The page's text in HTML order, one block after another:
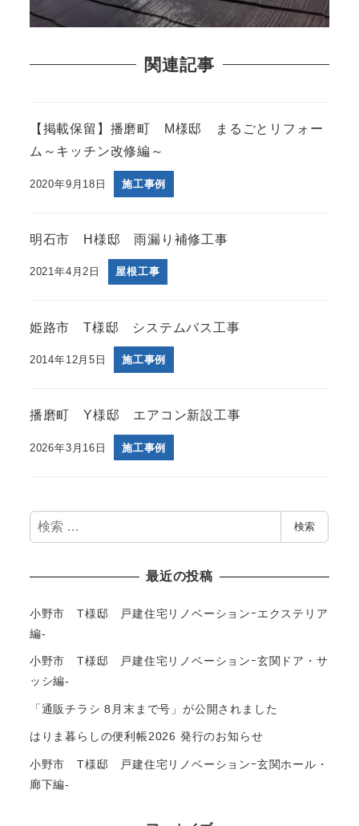
関連記事
【掲載保留】播磨町 M様邸 まるごとリフォー
ム～キッチン改修編～
2020年9月18日 施工事例
明石市 H様邸 雨漏り補修工事
2021年4月2日 屋根工事
姫路市 T様邸 システムバス工事
2014年12月5日 施工事例
播磨町 Y様邸 エアコン新設工事
2026年3月16日 施工事例
検
索
検索
最近の投稿
小野市 T様邸 戸建住宅リノベーションｰエクステリア
編-
小野市 T様邸 戸建住宅リノベーションｰ玄関ドア・サ
ッシ編-
「通販チラシ 8月末まで号」が公開されました
はりま暮らしの便利帳2026 発行のお知らせ
小野市 T様邸 戸建住宅リノベーションｰ玄関ホール・
廊下編-